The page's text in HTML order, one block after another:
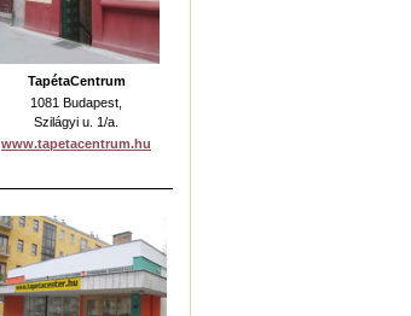
TapétaCentrum
1081 Budapest,
Szilágyi u. 1/a.
www.tapetacentrum.hu